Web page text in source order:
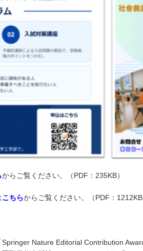
からご覧ください。（PDF：235KB）
こちらからご覧ください。（PDF：1212KB
Nature Editorial Contribution